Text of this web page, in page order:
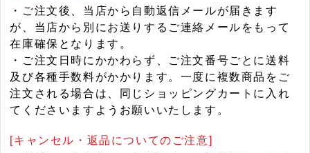
・ご注文後、当店から自動返信メールが届きます
が、当店から別にお送りするご連絡メールをもって
在庫確保となります。
・ご注文日時にかかわらず、ご注文番号ごとに送料
及び各種手数料がかかります。一度に複数商品をご
注文される場合は、同じショッピングカートに入れ
てくださいますようお願いいたします。
[キャンセル・返品についてのご注意]